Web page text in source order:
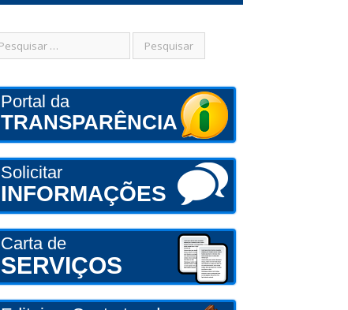
Portal da
TRANSPARÊNCIA
Solicitar
INFORMAÇÕES
Carta de
SERVIÇOS